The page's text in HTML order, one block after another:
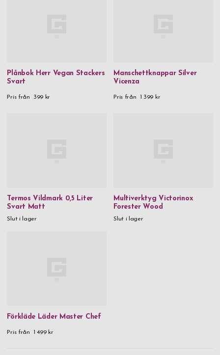
Plånbok Herr Vegan Stackers
Svart
Pris från 399 kr
Manschettknappar Silver
Vicenza
Pris från 1 399 kr
Termos Vildmark 0,5 Liter
Svart Matt
Slut i lager
Multiverktyg Victorinox
Forester Wood
Slut i lager
Förkläde Läder Master Chef
Pris från 1 499 kr